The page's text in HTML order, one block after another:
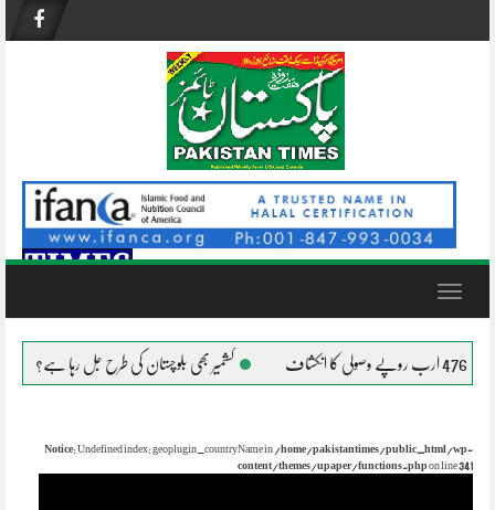
content
Toggle
کشمیر بھی بلوچستان کی طرح جل رہا ہے؟ افغانستان
Notice: Undefined index: geoplugin_countryName in /home/pakistantimes/public_html/wp-
content/themes/upaper/functions.php on line341